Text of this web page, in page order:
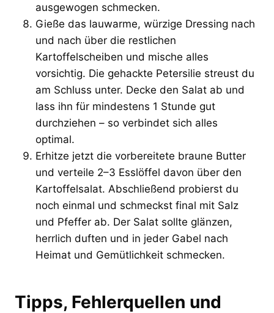
ausgewogen schmecken.
Gieße das lauwarme, würzige Dressing nach
und nach über die restlichen
Kartoffelscheiben und mische alles
vorsichtig. Die gehackte Petersilie streust du
am Schluss unter. Decke den Salat ab und
lass ihn für mindestens 1 Stunde gut
durchziehen – so verbindet sich alles
optimal.
Erhitze jetzt die vorbereitete braune Butter
und verteile 2–3 Esslöffel davon über den
Kartoffelsalat. Abschließend probierst du
noch einmal und schmeckst final mit Salz
und Pfeffer ab. Der Salat sollte glänzen,
herrlich duften und in jeder Gabel nach
Heimat und Gemütlichkeit schmecken.
Tipps, Fehlerquellen und